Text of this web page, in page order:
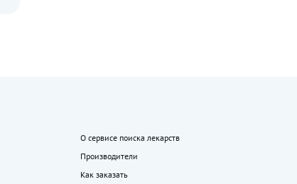
О сервисе поиска лекарств
Производители
Как заказать